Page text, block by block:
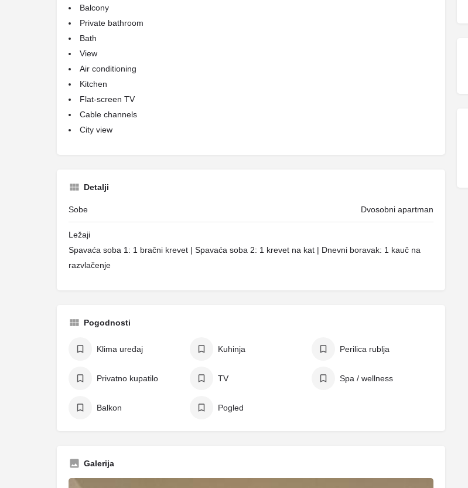
Balcony
Private bathroom
Bath
View
Air conditioning
Kitchen
Flat-screen TV
Cable channels
City view
Detalji
Sobe Dvosobni apartman
Ležaji
Spavaća soba 1: 1 bračni krevet | Spavaća soba 2: 1 krevet na kat | Dnevni boravak: 1 kauč na
razvlačenje
Pogodnosti
Klima uređaj Kuhinja Perilica rublja
Privatno kupatilo TV Spa / wellness
Balkon Pogled
Galerija